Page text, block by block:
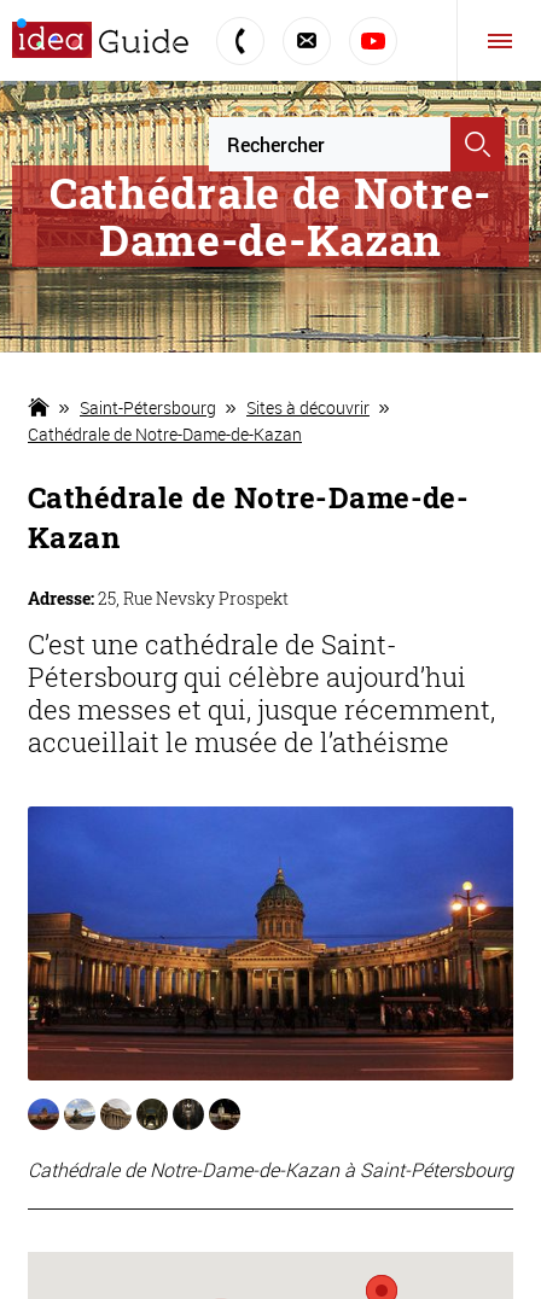
Cathédrale de Notre-
Dame-de-Kazan
Saint-Pétersbourg
Sites à découvrir
Cathédrale de Notre-Dame-de-Kazan
Cathédrale de Notre-Dame-de-
Kazan
Adresse:25, Rue Nevsky Prospekt
C’est une cathédrale de Saint-
Pétersbourg qui célèbre aujourd’hui
des messes et qui, jusque récemment,
accueillait le musée de l’athéisme
Cathédrale de Notre-Dame-de-Kazan à Saint-Pétersbourg